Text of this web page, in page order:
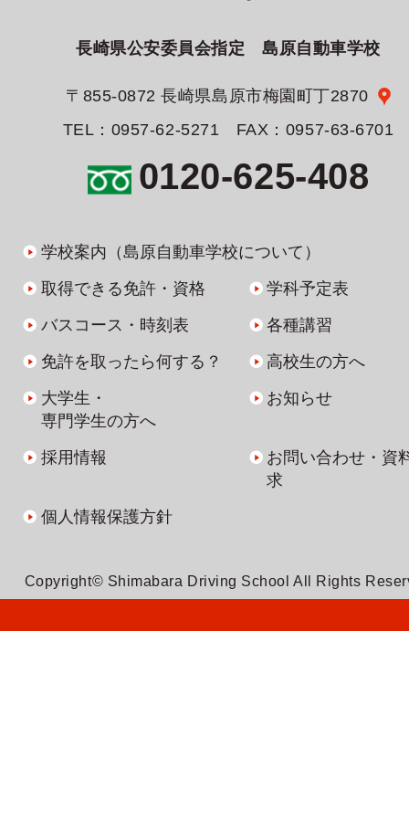
長崎県公安委員会指定 島原自動車学校
〒855-0872 長崎県島原市梅園町丁2870
TEL：0957-62-5271 FAX：0957-63-6701
0120-625-408
学校案内（島原自動車学校について）
取得できる免許・資格
学科予定表
バスコース・時刻表
各種講習
免許を取ったら何する？
高校生の方へ
大学生・
専門学生の方へ
お知らせ
採用情報
お問い合わせ・資
求
個人情報保護方針
Copyright© Shimabara Driving School All Rights